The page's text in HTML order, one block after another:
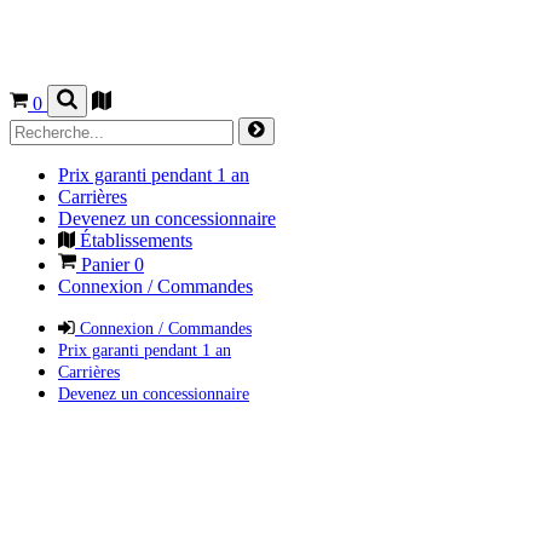
0
Prix garanti pendant 1 an
Carrières
Devenez un concessionnaire
Établissements
Panier0
Connexion / Commandes
Connexion / Commandes
Prix garanti pendant 1 an
Carrières
Devenez un concessionnaire